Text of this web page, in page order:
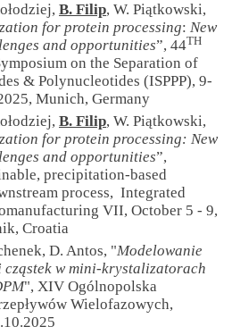
B. Filip, W. Piątkowski,
for protein processing: New
and opportunities”, 44TH
on the Separation of
& Polynucleotides (ISPPP), 9-
Munich, Germany
B. Filip, W. Piątkowski,
for protein processing: New
and opportunities”,
precipitation-based
process, Integrated
VII, October 5 - 9,
Croatia
D. Antos, "Modelowanie
w mini-krystalizatorach
", XIV Ogólnopolska
Wielofazowych,